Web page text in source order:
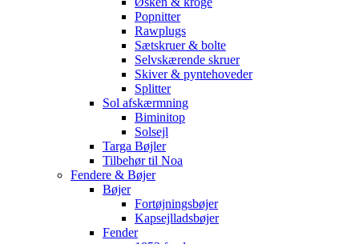
Popnitter
Rawplugs
Sætskruer & bolte
Selvskærende skruer
Skiver & pyntehoveder
Splitter
Sol afskærmning
Biminitop
Solsejl
Targa Bøjler
Tilbehør til Noa
Fendere & Bøjer
Bøjer
Fortøjningsbøjer
Kapsejlladsbøjer
Fender